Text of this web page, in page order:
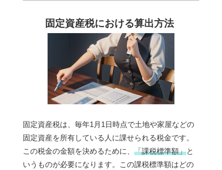
固定資産税における算出方法
固定資産税は、毎年1月1日時点で土地や家屋などの
固定資産を所有している人に課せられる税金です。
この税金の金額を決めるために、 「課税標準額」と
いうものが必要になります。この課税標準額はどの